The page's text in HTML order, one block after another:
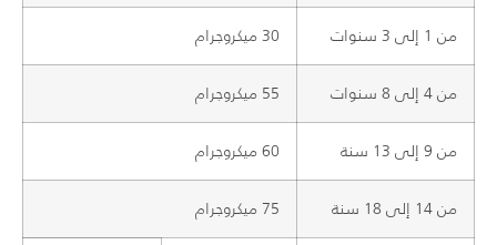
من 1 إلى 3 سنوات 30 ميكروجرام
من 4 إلى 8 سنوات 55 ميكروجرام
من 9 إلى 13 سنة 60 ميكروجرام
من 14 إلى 18 سنة 75 ميكروجرام